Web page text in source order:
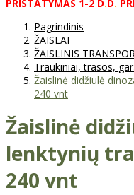
PRISTATYMAS 1-2 D. D.
Pagrindinis
ŽAISLAI
ŽAISLINIS
Traukiniai, trasos,
Žaislinė didžiulė
240 vnt
Žaislinė
lenktynių
240 vnt